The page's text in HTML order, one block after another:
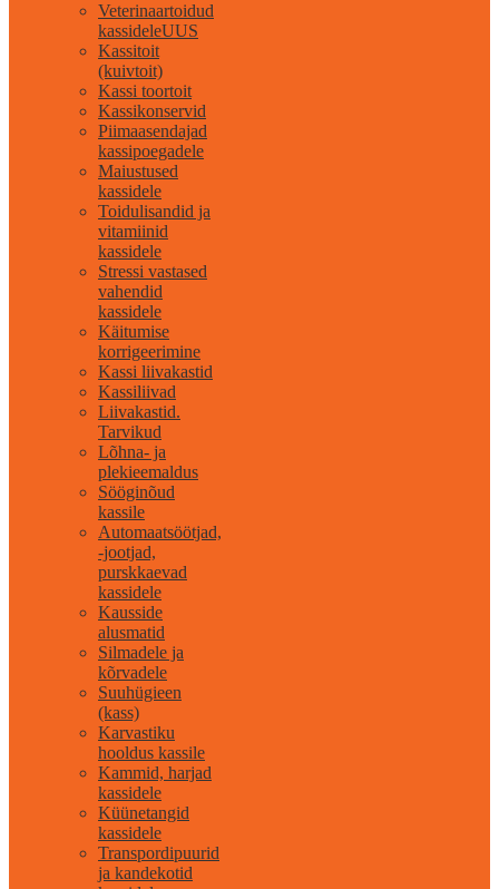
Veterinaartoidud
kassideleUUS
Kassitoit
(kuivtoit)
Kassi toortoit
Kassikonservid
Piimaasendajad
kassipoegadele
Maiustused
kassidele
Toidulisandid ja
vitamiinid
kassidele
Stressi vastased
vahendid
kassidele
Käitumise
korrigeerimine
Kassi liivakastid
Kassiliivad
Liivakastid.
Tarvikud
Lõhna- ja
plekieemaldus
Sööginõud
kassile
Automaatsöötjad,
-jootjad,
purskkaevad
kassidele
Kausside
alusmatid
Silmadele ja
kõrvadele
Suuhügieen
(kass)
Karvastiku
hooldus kassile
Kammid, harjad
kassidele
Küünetangid
kassidele
Transpordipuurid
ja kandekotid